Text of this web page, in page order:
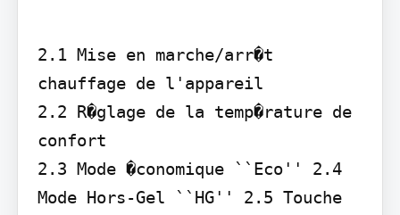
2.1 Mise en marche/arr�t
chauffage de l'appareil
2.2 R�glage de la temp�rature de
confort
2.3 Mode �conomique ``Eco'' 2.4
Mode Hors-Gel ``HG'' 2.5 Touche